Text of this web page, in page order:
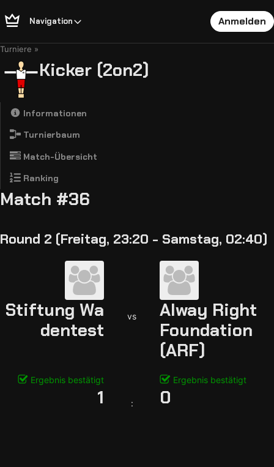
Navigation Anmelden
Turniere
Kicker (2on2)
Informationen
Turnierbaum
Match-Übersicht
Ranking
Match #36
Round 2 (Freitag, 23:20 - Samstag, 02:40)
Stiftung Wa
dentest
vs
Alway Right
Foundation
(ARF)
Ergebnis bestätigt Ergebnis bestätigt
1 : 0